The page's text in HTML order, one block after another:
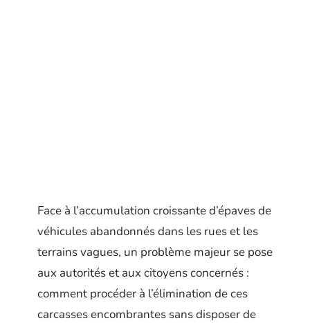
Face à l’accumulation croissante d’épaves de
véhicules abandonnés dans les rues et les
terrains vagues, un problème majeur se pose
aux autorités et aux citoyens concernés :
comment procéder à l’élimination de ces
carcasses encombrantes sans disposer de